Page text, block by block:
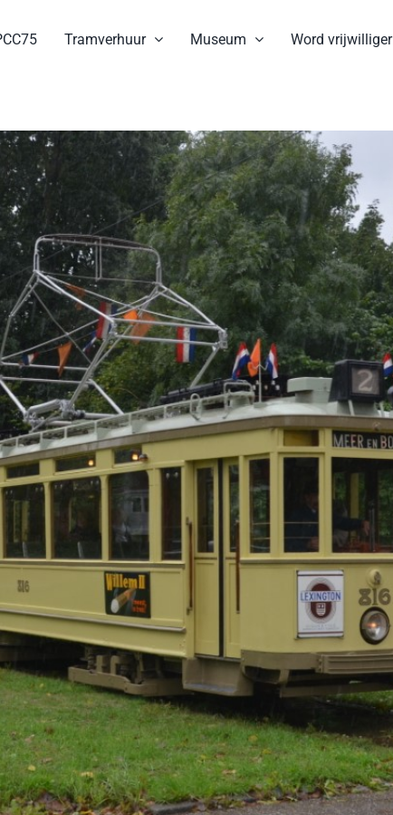
Tramverhuur Museum Word vrijwilliger